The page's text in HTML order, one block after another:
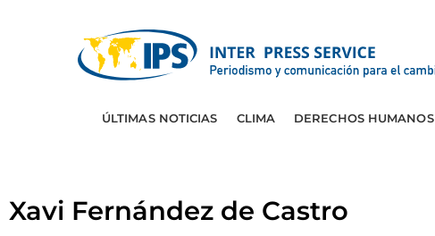
ÚLTIMAS NOTICIAS CLIMA DERECHOS HUMANOS
Xavi Fernández de Castro